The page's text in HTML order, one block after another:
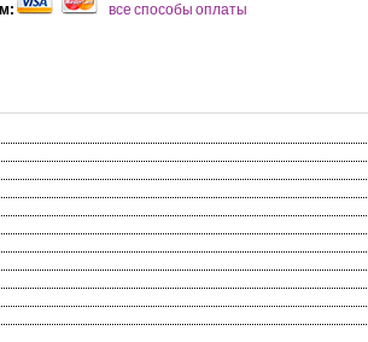
все способы оплаты